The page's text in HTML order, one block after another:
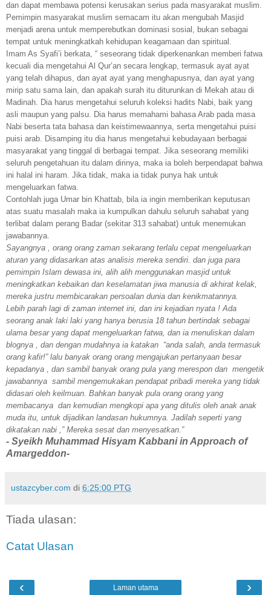
dan dapat membawa potensi kerusakan serius pada masyarakat muslim.
Pemimpin masyarakat muslim semacam itu akan mengubah Masjid
menjadi arena untuk memperebutkan dominasi sosial, bukan sebagai
tempat untuk meningkatkah kehidupan keagamaan dan spiritual.
Imam As Syafi’i berkata, “ seseorang tidak diperkenankan memberi fatwa
kecuali dia mengetahui Al Qur’an secara lengkap, termasuk ayat ayat
yang telah dihapus, dan ayat ayat yang menghapusnya, dan ayat yang
mirip satu sama lain, dan apakah surah itu diturunkan di Mekah atau di
Madinah. Dia harus mengetahui seluruh koleksi hadits Nabi, baik yang
asli maupun yang palsu. Dia harus memahami bahasa Arab pada masa
Nabi beserta tata bahasa dan keistimewaannya, serta mengetahui puisi
puisi arab. Disamping itu dia harus mengetahui kebudayaan berbagai
masyarakat yang tinggal di berbagai tempat. Jika seseorang memiliki
seluruh pengetahuan itu dalam dirinya, maka ia boleh berpendapat bahwa
ini halal ini haram. Jika tidak, maka ia tidak punya hak untuk
mengeluarkan fatwa.
Contohlah juga Umar bin Khattab, bila ia ingin memberikan keputusan
atas suatu masalah maka ia kumpulkan dahulu seluruh sahabat yang
terlibat dalam perang Badar (sekitar 313 sahabat) untuk menemukan
jawabannya.
Sayangnya , orang orang zaman sekarang terlalu cepat mengeluarkan
aturan yang didasarkan atas analisis mereka sendiri. dan juga para
pemimpin Islam dewasa ini, alih alih menggunakan masjid untuk
meningkatkan kebaikan dan keselamatan jiwa manusia di akhirat kelak,
mereka justru membicarakan persoalan dunia dan kenikmatannya.
Lebih parah lagi di zaman internet ini, dan ini kejadian nyata ! Ada
seorang anak laki laki yang hanya berusia 18 tahun bertindak sebagai
ulama besar yang dapat mengeluarkan fatwa, dan ia menuliskan dalam
blognya , dan dengan mudahnya ia katakan “anda salah, anda termasuk
orang kafir!” lalu banyak orang orang mengajukan pertanyaan besar
kepadanya , dan sambil banyak orang pula yang merespon dan mengetik
jawabannya sambil mengemukakan pendapat pribadi mereka yang tidak
didasari oleh keilmuan. Bahkan banyak pula orang orang yang
membacanya dan kemudian mengkopi apa yang ditulis oleh anak anak
muda itu, untuk dijadikan landasan hukumnya. Jadilah seperti yang
dikatakan nabi ,” Mereka sesat dan menyesatkan.”
- Syeikh Muhammad Hisyam Kabbani in Approach of
Amargeddon-
ustazcyber.com di 6:25:00 PTG
Tiada ulasan:
Catat Ulasan
‹ ›
Laman utama